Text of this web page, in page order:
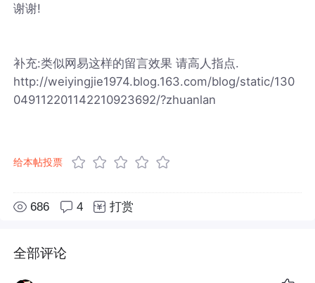
谢谢!
补充:类似网易这样的留言效果 请高人指点.
http://weiyingjie1974.blog.163.com/blog/static/130
049112201142210923692/?zhuanlan
给本帖投票
686 4 打赏
全部评论